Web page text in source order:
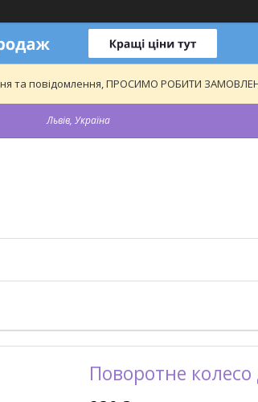
та повідомлення, ПРОСИМО РОБИТИ
Львів, Україна
Поворотне